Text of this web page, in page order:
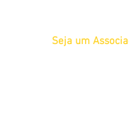
Seja um